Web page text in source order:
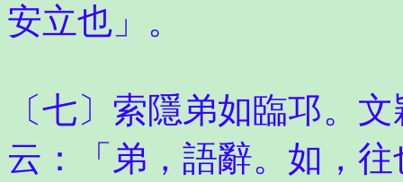
安立也」。
〔七〕索隱弟如臨邛。
云：「弟，語辭。如，往